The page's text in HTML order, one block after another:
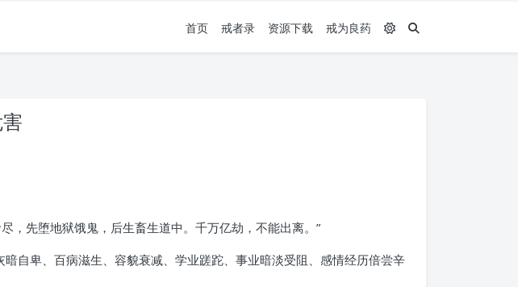
首页 戒者录 资源下载 戒为良药
，先堕地狱饿鬼，后生畜生道中。千万亿劫，不能出离。”
自卑、百病滋生、容貌衰减、学业蹉跎、事业暗淡受阻、感情经历倍尝辛